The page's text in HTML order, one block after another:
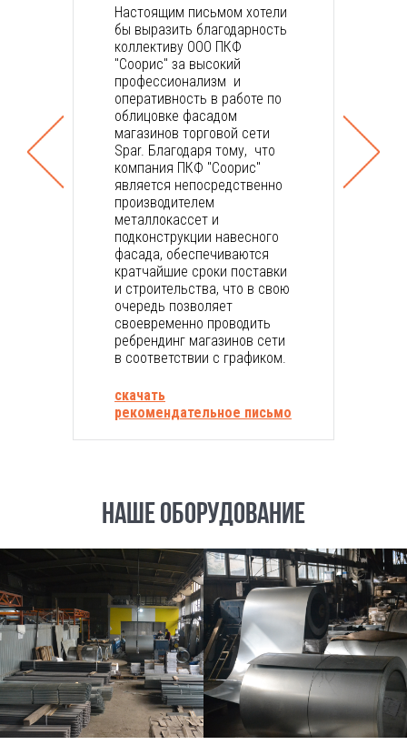
Настоящим письмом хотели
бы выразить благодарность
коллективу ООО ПКФ
"Соорис" за высокий
профеccионализм и
оперативность в работе по
облицовке фасадом
магазинов торговой сети
Spar. Благодаря тому, что
компания ПКФ "Соорис"
является непосредственно
производителем
металлокассет и
подконструкции навесного
фасада, обеспечиваются
кратчайшие сроки поставки
и строительства, что в свою
очередь позволяет
своевременно проводить
ребрендинг магазинов сети
в соответствии с графиком.
скачать
рекомендательное письмо
НАШЕ ОБОРУДОВАНИЕ